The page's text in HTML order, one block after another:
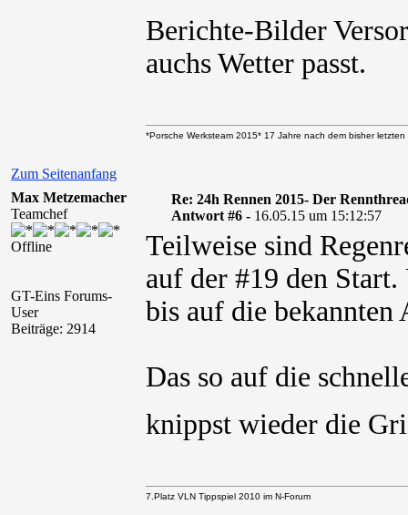
Berichte-Bilder
auchs Wetter passt.
Zum Seitenanfang
*Porsche Werksteam 2015* 17 Jahre nach dem bisher
Max Metzemacher
Teamchef
Offline
GT-Eins Forums-
User
Beiträge: 2914
Re: 24h Rennen 2015- Der
Antwort #6 - 16.05.15 um 15:12:57
Teilweise sind
auf der #19 den
bis auf die
Das so auf die
knippst wieder die
7.Platz VLN Tippspiel 2010 im N-Forum